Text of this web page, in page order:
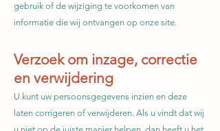
gebruik of de wijziging te voorkomen van
informatie die wij ontvangen op onze site.
Verzoek om inzage, correctie
en verwijdering
U kunt uw persoonsgegevens inzien en deze
laten corrigeren of verwijderen. Als u vindt dat wij